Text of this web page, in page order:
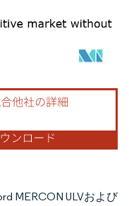
4.0の表示が必要です。
MERCON ULVおよび